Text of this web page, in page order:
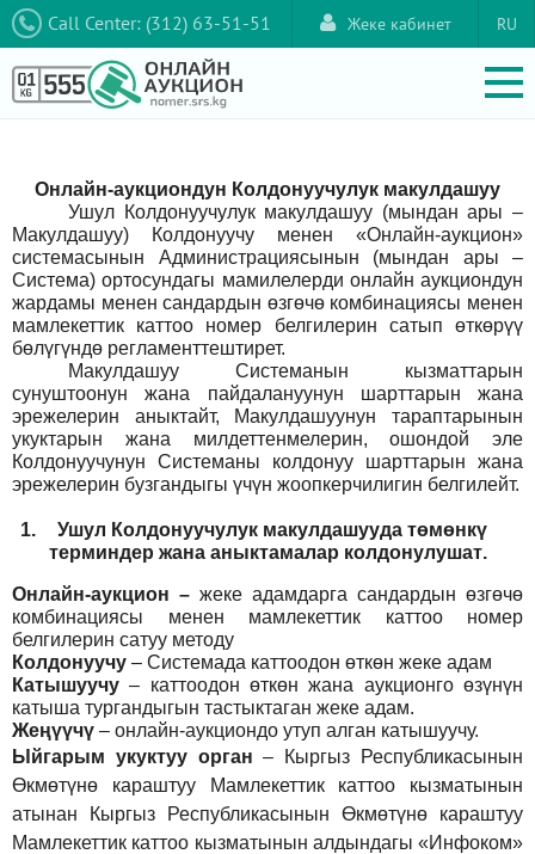
Call Center: (312) 63-51-51 RU
Жеке кабинет
Онлайн-аукциондун Колдонуучулук макулдашуу
Ушул Колдонуучулук макулдашуу (мындан ары –
Макулдашуу) Колдонуучу менен «Онлайн-аукцион»
системасынын Администрациясынын (мындан ары –
Система) ортосундагы мамилелерди онлайн аукциондун
жардамы менен сандардын өзгөчө комбинациясы менен
мамлекеттик каттоо номер белгилерин сатып өткөрүү
бөлүгүндө регламенттештирет.
Макулдашуу Системанын кызматтарын
сунуштоонун жана пайдалануунун шарттарын жана
эрежелерин аныктайт, Макулдашуунун тараптарынын
укуктарын жана милдеттенмелерин, ошондой эле
Колдонуучунун Системаны колдонуу шарттарын жана
эрежелерин бузгандыгы үчүн жоопкерчилигин белгилейт.
1.
Ушул Колдонуучулук макулдашууда төмөнкү
терминдер жана аныктамалар колдонулушат.
Онлайн-аукцион – жеке адамдарга сандардын өзгөчө
комбинациясы менен мамлекеттик каттоо номер
белгилерин сатуу методу
Колдонуучу – Системада каттоодон өткөн жеке адам
Катышуучу – каттоодон өткөн жана аукционго өзүнүн
катыша тургандыгын тастыктаган жеке адам.
Жеңүүчү – онлайн-аукциондо утуп алган катышуучу.
Ыйгарым укуктуу орган –
Кыргыз Республикасынын
Өкмөтүнө караштуу Мамлекеттик каттоо кызматынын
атынан Кыргыз Республикасынын Өкмөтүнө караштуу
Мамлекеттик каттоо кызматынын алдындагы «Инфоком»